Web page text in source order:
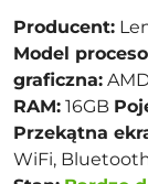
Producent:
Model
graficzna:
RAM: 16GB
Przekątna
WiFi,